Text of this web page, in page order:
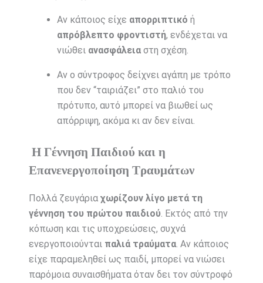
Αν κάποιος είχε απορριπτικό ή
απρόβλεπτο φροντιστή, ενδέχεται να
νιώθει ανασφάλειαστη σχέση.
Αν ο σύντροφος δείχνει αγάπη με τρόπο
που δεν “ταιριάζει” στο παλιό του
πρότυπο, αυτό μπορεί να βιωθεί ως
απόρριψη, ακόμα κι αν δεν είναι.
Η Γέννηση Παιδιού και η
Επανενεργοποίηση Τραυμάτων
Πολλά ζευγάρια χωρίζουν λίγο μετά τη
γέννηση του πρώτου παιδιού. Εκτός από την
κόπωση και τις υποχρεώσεις, συχνά
ενεργοποιούνται παλιά τραύματα. Αν κάποιος
είχε παραμεληθεί ως παιδί, μπορεί να νιώσει
παρόμοια συναισθήματα όταν δει τον σύντροφό